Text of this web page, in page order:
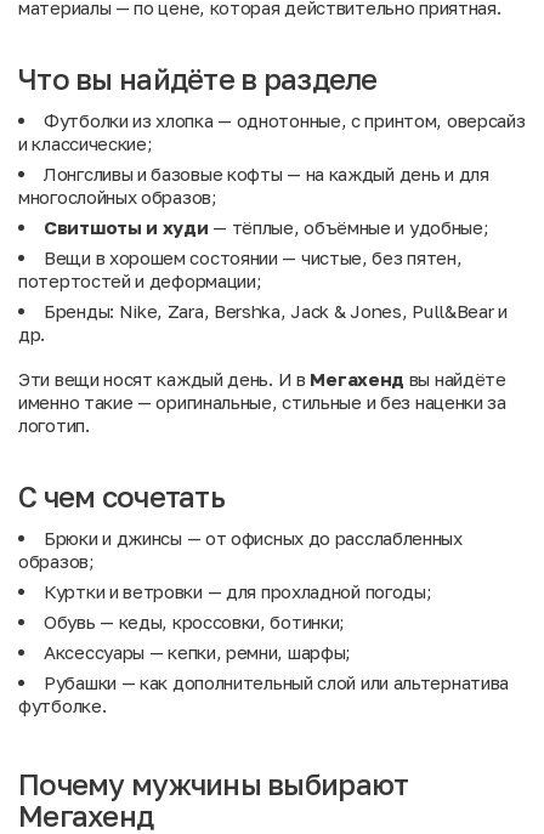
материалы — по цене, которая действительно приятная.
Что вы найдёте в разделе
Футболки из хлопка — однотонные, с принтом, оверсайз
и классические;
Лонгсливы и базовые кофты — на каждый день и для
многослойных образов;
Свитшоты и худи — тёплые, объёмные и удобные;
Вещи в хорошем состоянии — чистые, без пятен,
потертостей и деформации;
Бренды: Nike, Zara, Bershka, Jack & Jones, Pull&Bear и
др.
Эти вещи носят каждый день. И в Мегахенд вы найдёте
именно такие — оригинальные, стильные и без наценки за
логотип.
С чем сочетать
Брюки и джинсы — от офисных до расслабленных
образов;
Куртки и ветровки — для прохладной погоды;
Обувь — кеды, кроссовки, ботинки;
Аксессуары — кепки, ремни, шарфы;
Рубашки — как дополнительный слой или альтернатива
футболке.
Почему мужчины выбирают
Мегахенд